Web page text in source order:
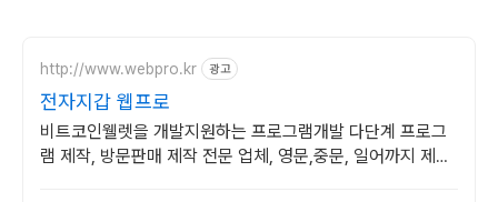
http://www.webpro.kr 광고
전자지갑 웹프로
비트코인웰렛을 개발지원하는 프로그램개발 다단계 프로그
램 제작, 방문판매 제작 전문 업체, 영문,중문, 일어까지 제작